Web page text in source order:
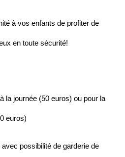
à vos enfants de profiter de
en toute sécurité!
la journée (50 euros) ou pour la
euros)
possibilité de garderie de